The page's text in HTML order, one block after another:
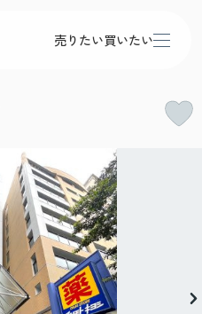
売りたい買いたい